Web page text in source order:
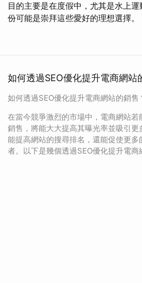
目的主要是在度假中，尤其是水上
份可能是崇拜這些愛好的理想選擇。
如何透過SEO優化提升電商網站
如何透過SEO優化提升電商網站的銷售
在當今競爭激烈的市場中，電商網站若
銷售，將能大大提高其曝光率並吸引更
能提高網站的搜尋排名，還能促使更多
者。以下是幾個透過SEO優化提升電商